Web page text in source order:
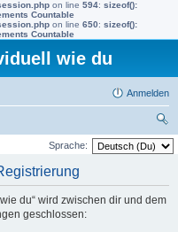
on line 594: sizeof():
Countable
on line 650: sizeof():
Countable
wie du
Anmelden
uc
Sprache:
du“ wird zwischen dir und dem
geschlossen: